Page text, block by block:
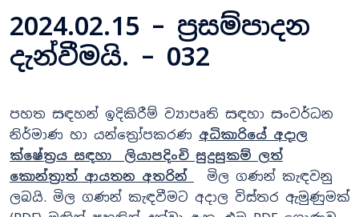
2024.02.15 – ප්‍රසම්පාදන
දැන්වීමයි. – 032
පහත සඳහන් ඉදිකිරීම් ව්‍යාපෘති සඳහා සංවර්ධන
නිර්මාණ හා යන්ත්‍රෝපකරණ අධිකාරියේ අදාල
ක්ෂේත්‍රය සඳහා ලියාපදිංචි සුදුසුකම් ලත්
කොන්ත්‍රාත් ආයතන අතරින්
මිල ගණන් කැඳවනු
ලබයි. මිල ගණන් කැඳවීමට අදාල විස්තර ඇමුණුමක්